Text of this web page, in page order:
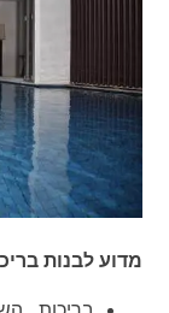
מדוע לבנות